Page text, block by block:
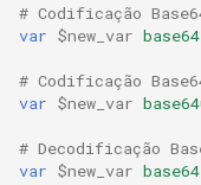
# Codificação
var $new_var
# Codificação
var $new_var
# Decodificação
var $new_var